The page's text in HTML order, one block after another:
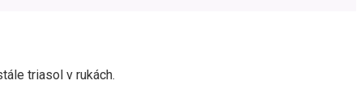
triasol v rukách.